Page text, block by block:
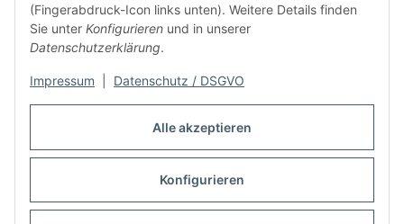
Alle akzeptieren
Konfigurieren
(Fingerabdruck-Icon links unten). Weitere Details finden
Sie unter Konfigurieren und in unserer
Datenschutzerklärung.
Impressum Datenschutz / DSGVO
* Alle Preise inkl. gesetzlicher USt., zzgl.Versand